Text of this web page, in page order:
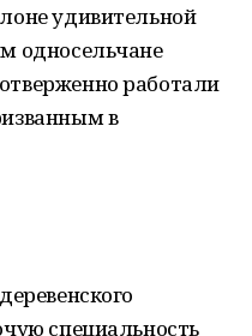
удивительной
односельчане
работали
в
специальность